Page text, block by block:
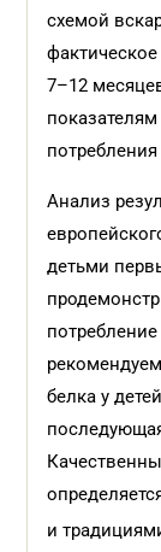
схемой
7–12
Анализ
детьми
белка у
и